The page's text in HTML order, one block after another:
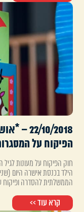
22/10/
הפיקוח על
חוק הפיקוח על מעונות לגיל
הילד בכנסת אישרה היום
הממשלתית להסדרה ופיקוח
קרא עוד >>